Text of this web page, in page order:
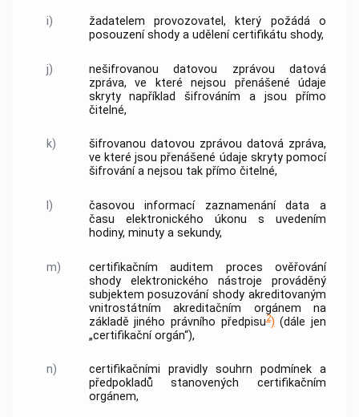
i) žadatelem provozovatel, který požádá o
posouzení shody a udělení certifikátu shody,
j) nešifrovanou datovou zprávou datová
zpráva, ve které nejsou přenášené údaje
skryty například šifrováním a jsou přímo
čitelné,
k) šifrovanou datovou zprávou datová zpráva,
ve které jsou přenášené údaje skryty pomocí
šifrování a nejsou tak přímo čitelné,
l) časovou informacízaznamenání data a
času elektronického úkonu s uvedením
hodiny, minuty a sekundy,
m) certifikačním auditem proces ověřování
shody elektronického nástroje prováděný
subjektem posuzování shody akreditovaným
vnitrostátním akreditačním orgánem na
základě jiného právního předpisu2) (dále jen
„certifikační orgán“),
n) certifikačními pravidlysouhrn podmínek a
předpokladů stanovených certifikačním
orgánem,